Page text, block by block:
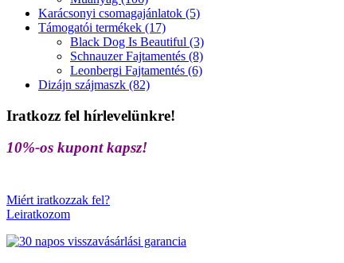
Karácsonyi csomagajánlatok (5)
Támogatói termékek (17)
Black Dog Is Beautiful (3)
Schnauzer Fajtamentés (8)
Leonbergi Fajtamentés (6)
Dizájn szájmaszk (82)
Iratkozz fel hírlevelünkre!
10%-os kupont kapsz!
Miért iratkozzak fel?
Leiratkozom